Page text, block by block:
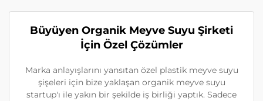
Büyüyen Organik Meyve Suyu Şirketi
İçin Özel Çözümler
Marka anlayışlarını yansıtan özel plastik meyve suyu
şişeleri için bize yaklaşan organik meyve suyu
startup'ı ile yakın bir şekilde iş birliği yaptık. Sadece